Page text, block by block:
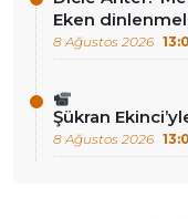
Eken
8 Ağustos 2026
Şükran
8 Ağustos 2026